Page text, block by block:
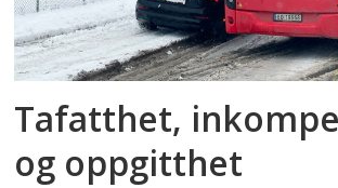
Tafatthet,
og oppgitthet